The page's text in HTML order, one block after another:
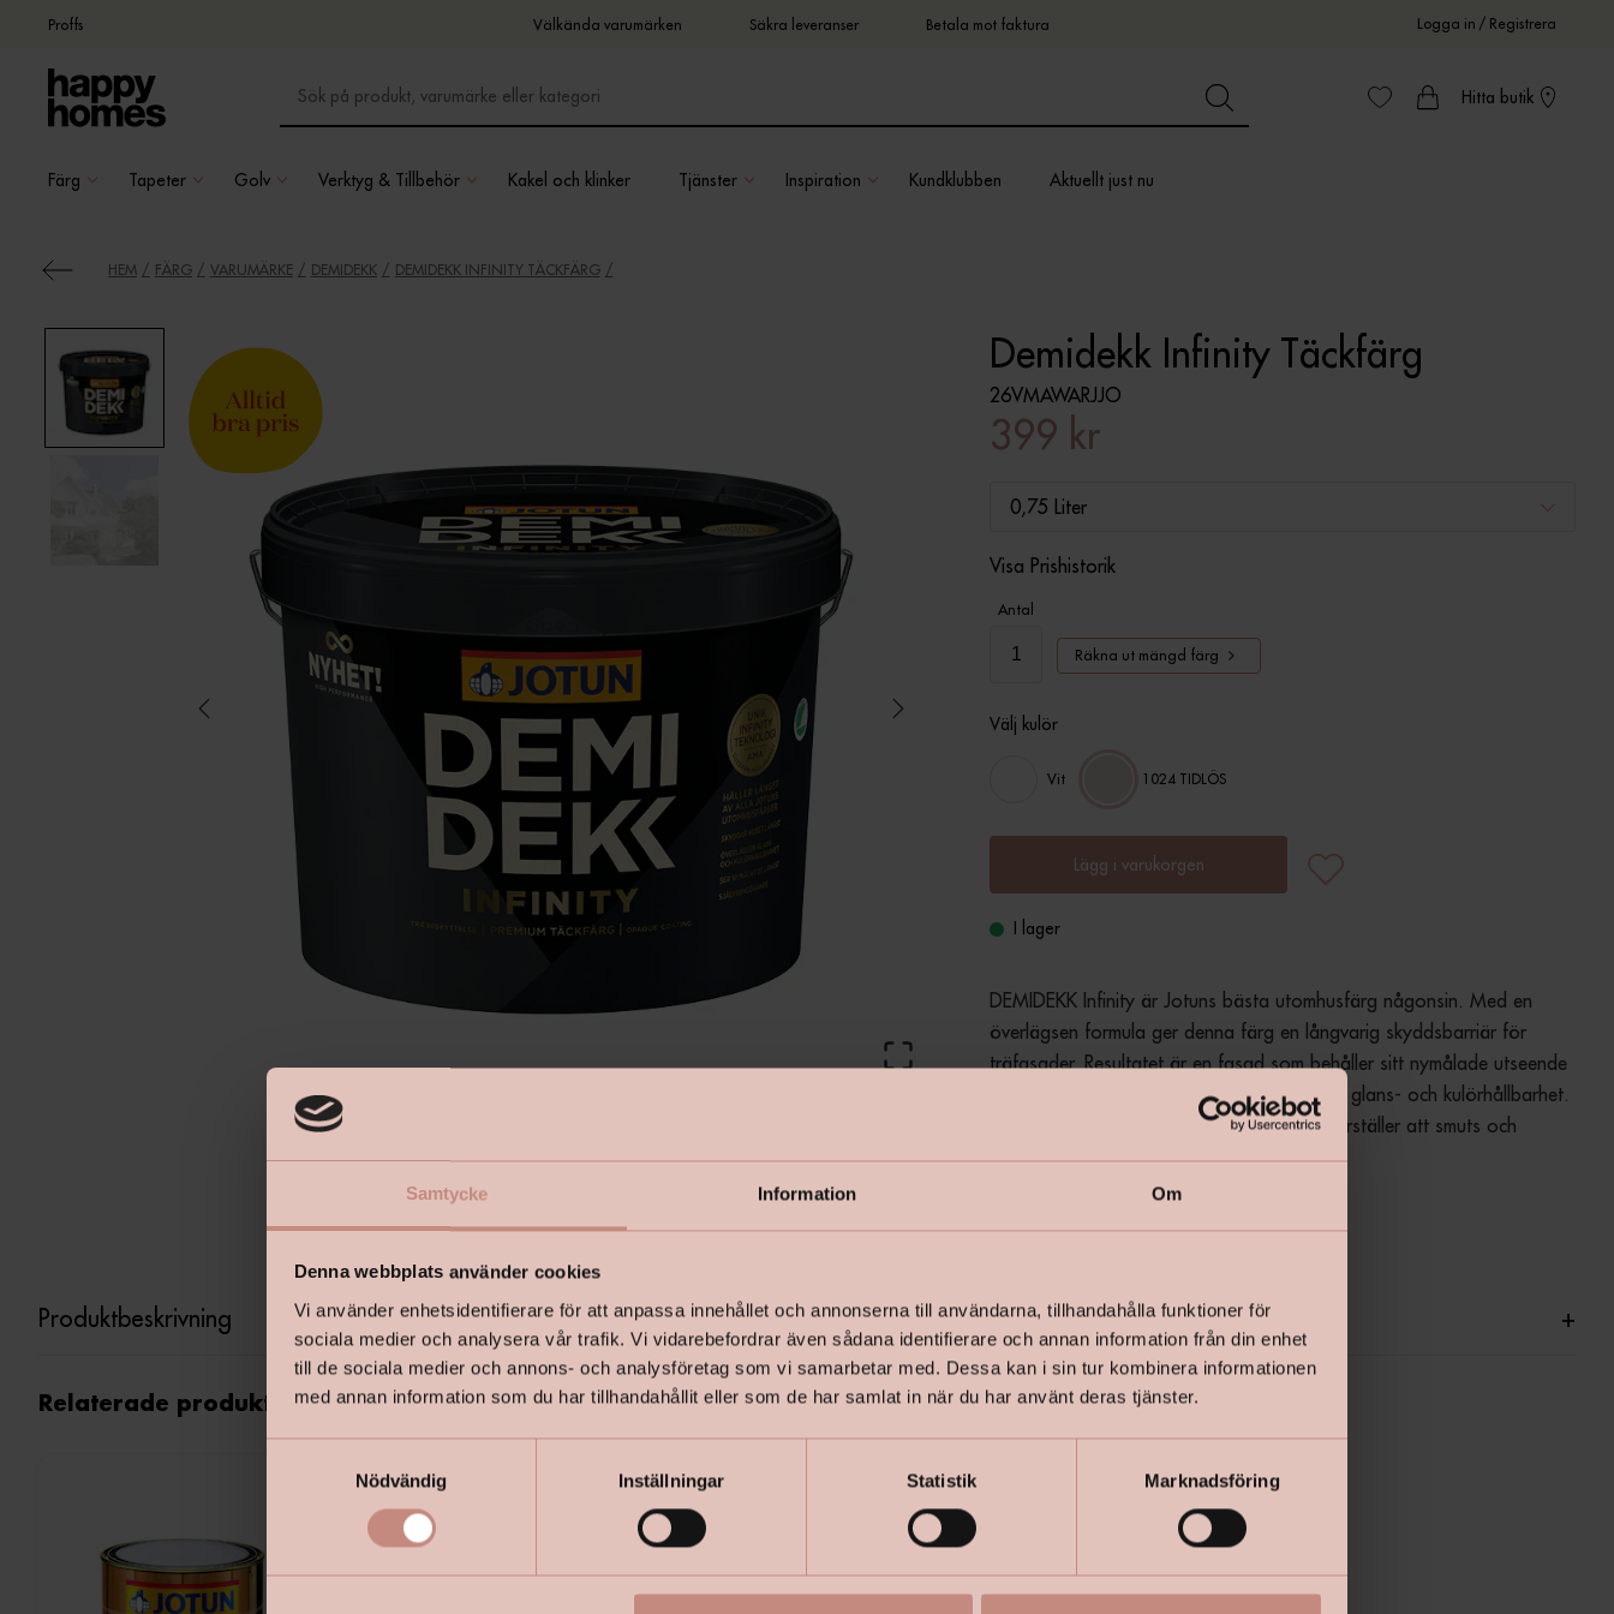
Samtycke Information Om
Denna webbplats använder cookies
Vi använder enhetsidentifierare för att anpassa innehållet och annonserna till användarna, tillhandahålla funktioner för
sociala medier och analysera vår trafik. Vi vidarebefordrar även sådana identifierare och annan information från din enhet
till de sociala medier och annons- och analysföretag som vi samarbetar med. Dessa kan i sin tur kombinera informationen
med annan information som du har tillhandahållit eller som de har samlat in när du har använt deras tjänster.
Nödvändig Inställningar Statistik Marknadsföring
Proffs Välkända varumärken Säkra leveranser Betala mot faktura Logga in / Registrera
Hitta butik
Färg Tapeter Golv Verktyg & Tillbehör Kakel och klinker Tjänster Inspiration Kundklubben Aktuellt just nu
HEM FÄRG VARUMÄRKE DEMIDEKK DEMIDEKK INFINITY TÄCKFÄRG
Demidekk Infinity Täckfärg
26VMAWARJJO
399 kr
0,75 Liter
Visa Prishistorik
Antal
Räkna ut mängd färg
Välj kulör
Vit 1024 TIDLÖS
Lägg i varukorgen
I lager
DEMIDEKK Infinity är Jotuns bästa utomhusfärg någonsin. Med en
överlägsen formula ger denna färg en långvarig skyddsbarriär för
träfasader. Resultatet är en fasad som behåller sitt nymålade utseende
under lång tid, tack vare dess exceptionella glans- och kulörhållbarhet.
Färgen är kraftigt smutsavvisande som säkerställer att smuts och
påväxt hålls borta under lång tid.
Produktbeskrivning + Specifikationer +
Relaterade produkter